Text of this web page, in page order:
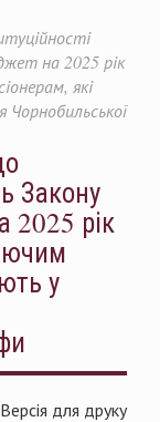
на 2025 рік
які
Чорнобильської
Закону
2025 рік
у
Версія для друку